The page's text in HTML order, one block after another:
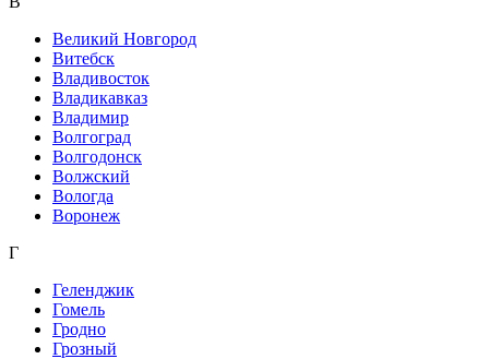
Великий Новгород
Витебск
Владивосток
Владикавказ
Владимир
Волгоград
Волгодонск
Волжский
Вологда
Воронеж
Г
Геленджик
Гомель
Гродно
Грозный